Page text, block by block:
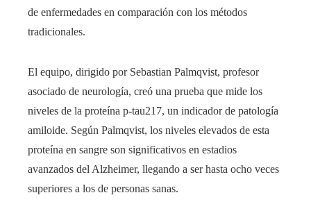
de enfermedades en comparación con los métodos
tradicionales.
El equipo, dirigido por Sebastian Palmqvist, profesor
asociado de neurología, creó una prueba que mide los
niveles de la proteína p-tau217, un indicador de patología
amiloide. Según Palmqvist, los niveles elevados de esta
proteína en sangre son significativos en estadios
avanzados del Alzheimer, llegando a ser hasta ocho veces
superiores a los de personas sanas.